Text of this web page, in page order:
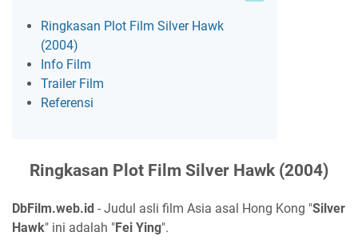
Ringkasan Plot Film Silver Hawk
(2004)
Info Film
Trailer Film
Referensi
Ringkasan Plot Film Silver Hawk (2004)
DbFilm.web.id - Judul asli film Asia asal Hong Kong "Silver
Hawk" ini adalah "Fei Ying".